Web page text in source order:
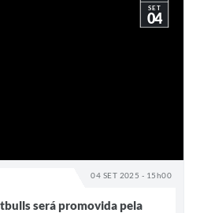
04 SET 2025 - 15h00
SET
04
será promovida pela